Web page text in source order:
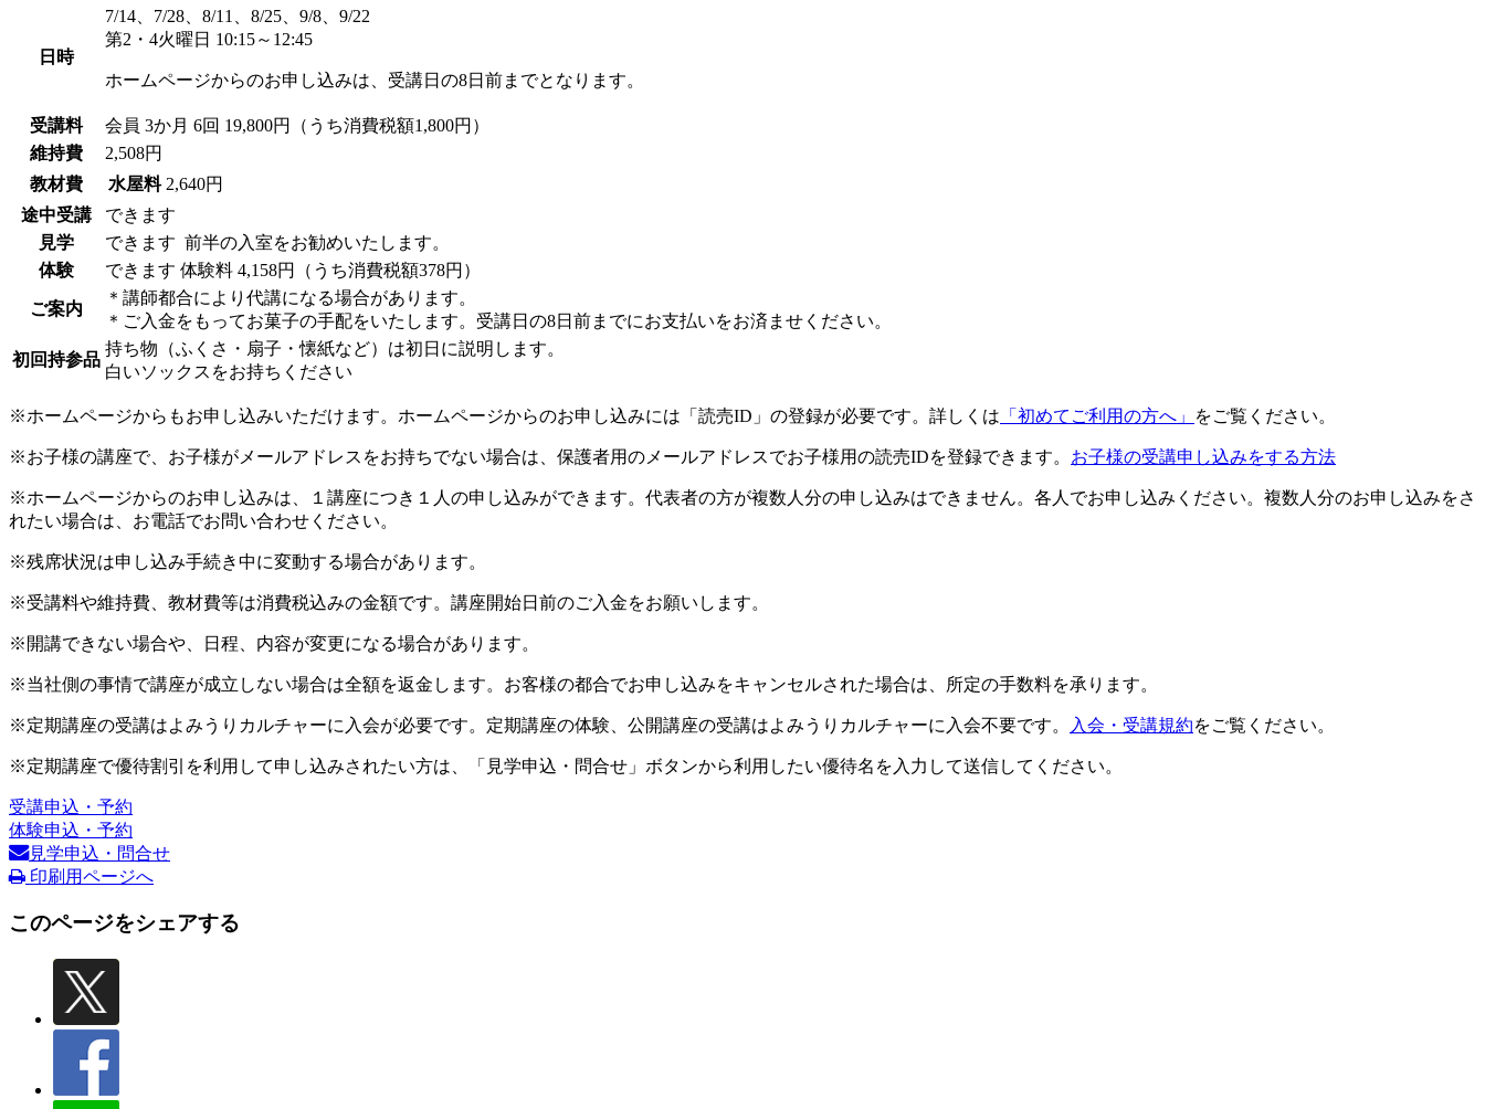
日時
7/14、7/28、8/11、8/25、9/8、9/22
第2・4火曜日 10:15～12:45
ホームページからのお申し込みは、受講日の8日前までとなります。
受講料 会員 3か月 6回 19,800円（うち消費税額1,800円）
維持費
2,508円
教材費
水屋料 2,640円
途中受講
できます
見学
できます 前半の入室をお勧めいたします。
体験
できます 体験料 4,158円（うち消費税額378円）
ご案内
＊講師都合により代講になる場合があります。
＊ご入金をもってお菓子の手配をいたします。受講日の8日前までにお支払いをお済ませください。
初回持参品
持ち物（ふくさ・扇子・懐紙など）は初日に説明します。
白いソックスをお持ちください
※ホームページからもお申し込みいただけます。ホームページからのお申し込みには「読売ID」の登録が必要です。詳しくは 「初めてご利用の方へ」 をご覧ください。
※お子様の講座で、お子様がメールアドレスをお持ちでない場合は、保護者用のメールアドレスでお子様用の読売IDを登録できます。 お子様の受講申し込みをする方法
※ホームページからのお申し込みは、１講座につき１人の申し込みができます。代表者の方が複数人分の申し込みはできません。各人でお申し込みください。複数人分のお申し込みをさ
れたい場合は、お電話でお問い合わせください。
※残席状況は申し込み手続き中に変動する場合があります。
※受講料や維持費、教材費等は消費税込みの金額です。講座開始日前のご入金をお願いします。
※開講できない場合や、日程、内容が変更になる場合があります。
※当社側の事情で講座が成立しない場合は全額を返金します。お客様の都合でお申し込みをキャンセルされた場合は、所定の手数料を承ります。
※定期講座の受講はよみうりカルチャーに入会が必要です。定期講座の体験、公開講座の受講はよみうりカルチャーに入会不要です。 入会・受講規約をご覧ください。
※定期講座で優待割引を利用して申し込みされたい方は、「見学申込・問合せ」ボタンから利用したい優待名を入力して送信してください。
受講申込・予約
体験申込・予約
見学申込・問合せ
印刷用ページへ
このページをシェアする